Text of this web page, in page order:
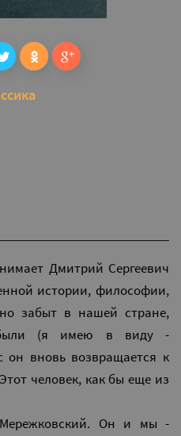
Дмитрий Сергеевич
истории, философии,
забыт в нашей стране,
(я имею в виду -
он вновь возвращается к
человек, как бы еще из
Он и мы -